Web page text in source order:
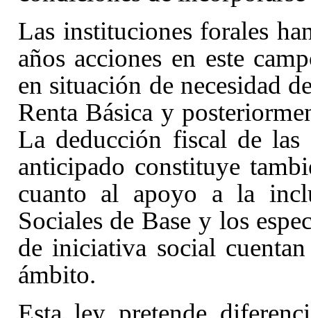
Las instituciones forales
años acciones en este
en situación de necesidad
Renta Básica y
La deducción fiscal de las
anticipado constituye
cuanto al apoyo a la
Sociales de Base y los
de iniciativa social
ámbito.